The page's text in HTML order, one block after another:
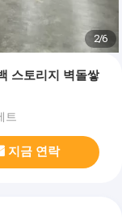
2/6
스토리지 벽돌쌓
트
지금 연락